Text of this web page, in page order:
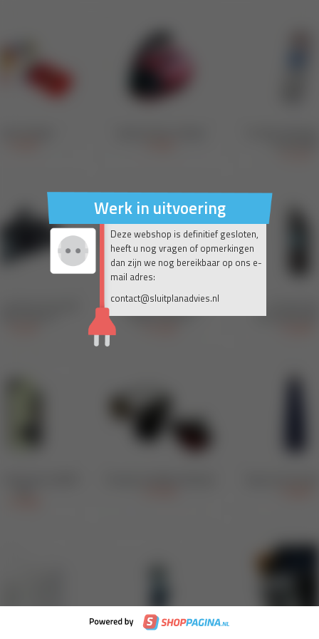
Werk in uitvoering
Deze webshop is definitief gesloten,
heeft u nog vragen of opmerkingen
dan zijn we nog bereikbaar op ons e-
mail adres:
contact@sluitplanadvies.nl